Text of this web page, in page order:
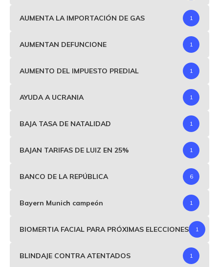
AUMENTA LA IMPORTACIÓN DE GAS 1
AUMENTAN DEFUNCIONE 1
AUMENTO DEL IMPUESTO PREDIAL 1
AYUDA A UCRANIA 1
BAJA TASA DE NATALIDAD 1
BAJAN TARIFAS DE LUIZ EN 25% 1
BANCO DE LA REPÚBLICA 6
Bayern Munich campeón 1
BIOMERTIA FACIAL PARA PRÓXIMAS ELECCIONES 1
BLINDAJE CONTRA ATENTADOS 1